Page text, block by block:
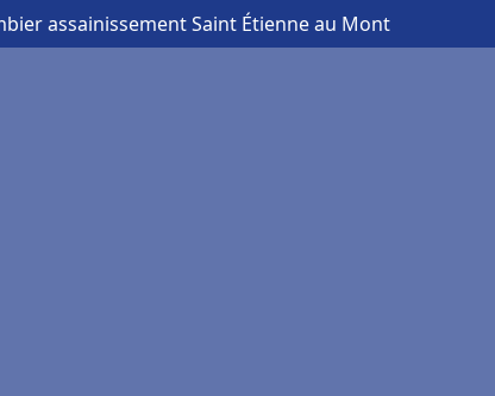
assainissement Saint Étienne au Mont